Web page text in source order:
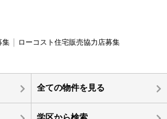
集 ローコスト住宅販売協力店募集
全ての物件を見る